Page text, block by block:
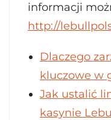
informacji
http://
Dlaczego
kluczowe w
Jak ustalić
kasynie